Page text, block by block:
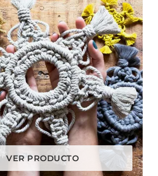
VER PRODUCTO